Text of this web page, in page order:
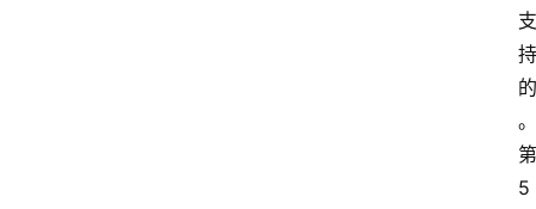
支
持
的
。
第
5